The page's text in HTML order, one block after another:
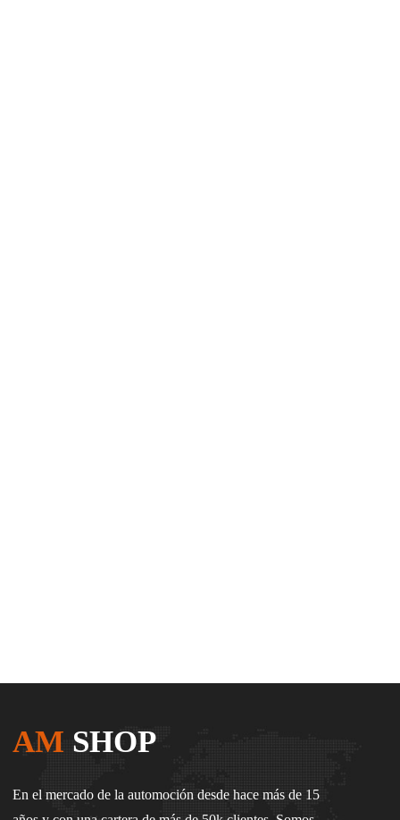
AM SHOP
En el mercado de la automoción desde hace más de 15